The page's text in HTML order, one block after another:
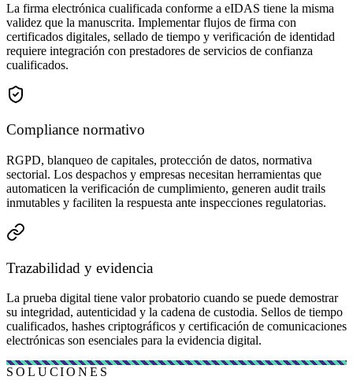
La firma electrónica cualificada conforme a eIDAS tiene la misma
validez que la manuscrita. Implementar flujos de firma con
certificados digitales, sellado de tiempo y verificación de identidad
requiere integración con prestadores de servicios de confianza
cualificados.
Compliance normativo
RGPD, blanqueo de capitales, protección de datos, normativa
sectorial. Los despachos y empresas necesitan herramientas que
automaticen la verificación de cumplimiento, generen audit trails
inmutables y faciliten la respuesta ante inspecciones regulatorias.
Trazabilidad y evidencia
La prueba digital tiene valor probatorio cuando se puede demostrar
su integridad, autenticidad y la cadena de custodia. Sellos de tiempo
cualificados, hashes criptográficos y certificación de comunicaciones
electrónicas son esenciales para la evidencia digital.
SOLUCIONES